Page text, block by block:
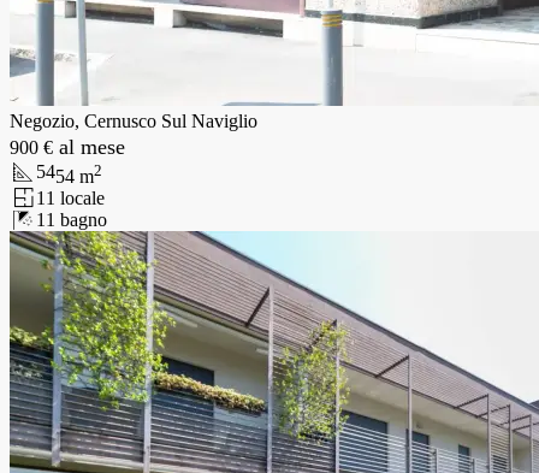
Negozio, Cernusco Sul Naviglio
900 € al mese
5454 m2
1 1 locale
1 1 bagno